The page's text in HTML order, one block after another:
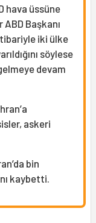
hava üssüne
Başkanı
iki ülke
söylese
devam
askeri
bin
kaybetti.